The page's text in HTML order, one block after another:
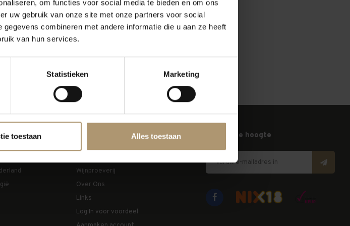
om functies voor social media te bieden en om ons
uw gebruik van onze site met onze partners voor social
combineren met andere informatie die u aan ze heeft
van hun services.
Statistieken Marketing
toestaan Alles toestaan
Lekkerflesjewijn
Wijnproeverij
Over Ons
Links
Log In voor voordeel
Blijf op de hoogte